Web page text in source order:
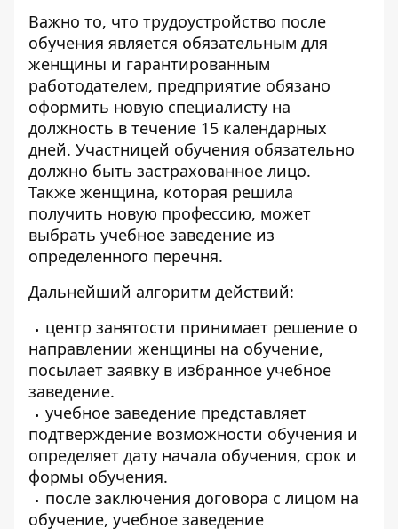
Важно то, что трудоустройство после
обучения является обязательным для
женщины и гарантированным
работодателем, предприятие обязано
оформить новую специалисту на
должность в течение 15 календарных
дней. Участницей обучения обязательно
должно быть застрахованное лицо.
Также женщина, которая решила
получить новую профессию, может
выбрать учебное заведение из
определенного перечня.
Дальнейший алгоритм действий:
центр занятости принимает решение о
направлении женщины на обучение,
посылает заявку в избранное учебное
заведение.
учебное заведение представляет
подтверждение возможности обучения и
определяет дату начала обучения, срок и
формы обучения.
после заключения договора с лицом на
обучение, учебное заведение